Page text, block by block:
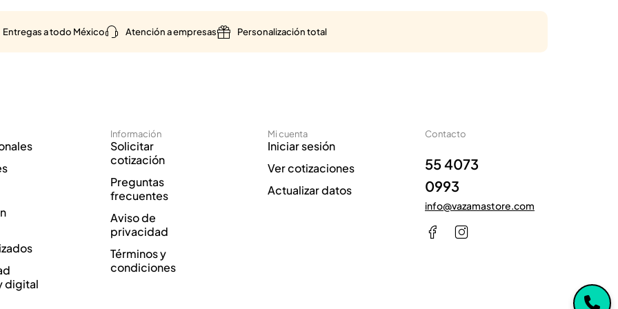
Entregas a todo México Atención a empresas Personalización total
digital
Información
Solicitar
cotización
Preguntas
frecuentes
Aviso de
privacidad
Términos y
condiciones
Mi cuenta
Iniciar sesión
Ver cotizaciones
Actualizar datos
Contacto
55 4073
0993
info@vazamastore.com